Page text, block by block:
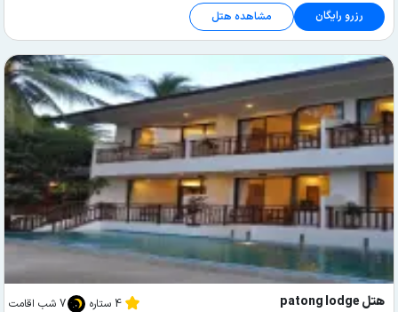
رزرو رایگان مشاهده هتل
هتل patong lodge 4 ستاره 7 شب اقامت